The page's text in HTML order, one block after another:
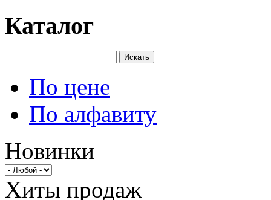
Каталог
Искать
По цене
По алфавиту
Новинки
Хиты продаж